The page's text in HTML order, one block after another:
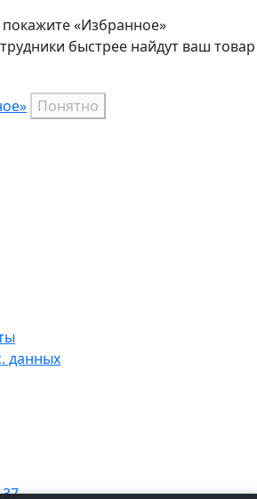
«Избранное»
быстрее найдут ваш товар
Понятно
данных